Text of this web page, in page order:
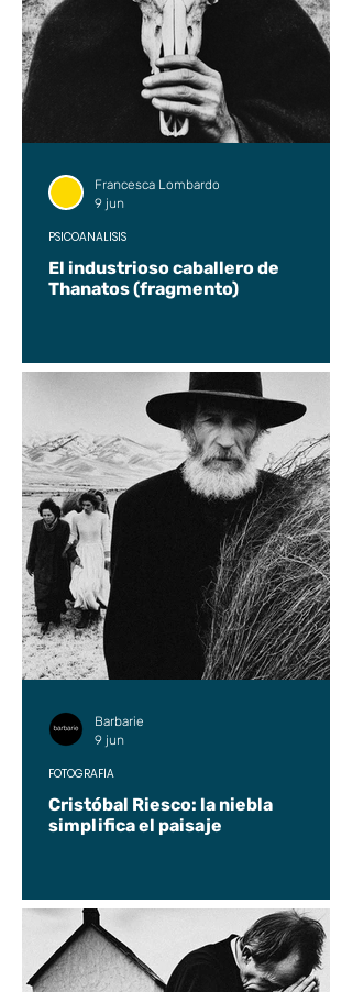
El industrioso caballero de
Thanatos (fragmento)
PSICOANÁLISIS
Francesca Lombardo
9 jun
Cristóbal Riesco: la niebla
simplifica el paisaje
FOTOGRAFÍA
Barbarie
9 jun